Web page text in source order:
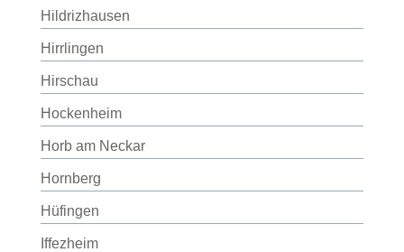
Hildrizhausen
Hirrlingen
Hirschau
Hockenheim
Horb am Neckar
Hornberg
Hüfingen
Iffezheim